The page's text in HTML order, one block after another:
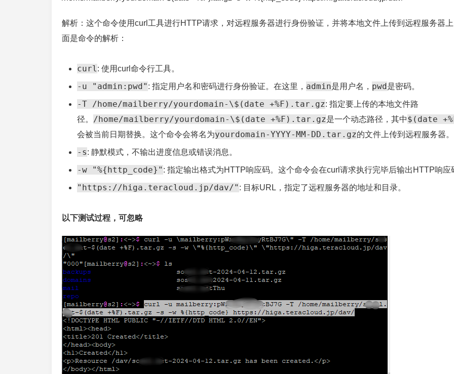
解析：这个命令使用curl工具进行HTTP请求，对远程服务器进行身份验证，并将本地文件上传到远程服务器
面是命令的解析：
curl : 使用curl命令行工具。
-u "admin:pwd" : 指定用户名和密码进行身份验证。在这里， admin是用户名， pwd是密码。
-T /home/mailberry/yourdomain-\$(date +%F).tar.gz: 指定要上传的本地文件路
径。
/home/mailberry/yourdomain-\$(date +%F).tar.gz是一个动态路径，其中$(date
会被当前日期替换。这个命令会将名为yourdomain-YYYY-MM-DD.tar.gz的文件上传到远程服务器。
-s: 静默模式，不输出进度信息或错误消息。
-w "%{http_code}" : 指定输出格式为HTTP响应码。这个命令会在curl请求执行完毕后输出HTTP响应
"https://higa.teracloud.jp/dav/" : 目标URL，指定了远程服务器的地址和目录。
以下测试过程，可忽略